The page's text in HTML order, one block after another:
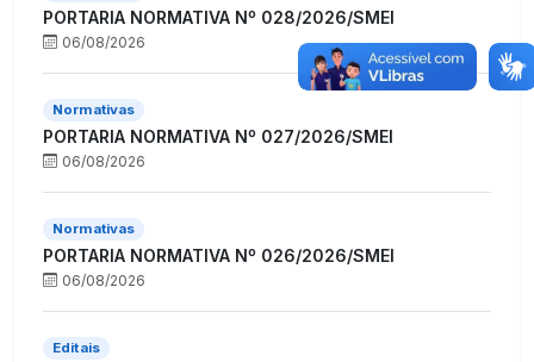
PORTARIA NORMATIVA Nº 028/2026/SMEI
06/08/2026
Normativas
PORTARIA NORMATIVA Nº 027/2026/SMEI
06/08/2026
Normativas
PORTARIA NORMATIVA Nº 026/2026/SMEI
06/08/2026
Editais